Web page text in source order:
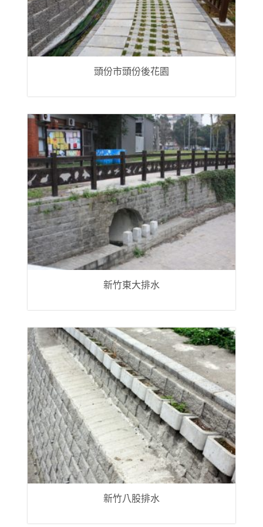
頭份市頭份後花園
新竹東大排水
新竹八股排水